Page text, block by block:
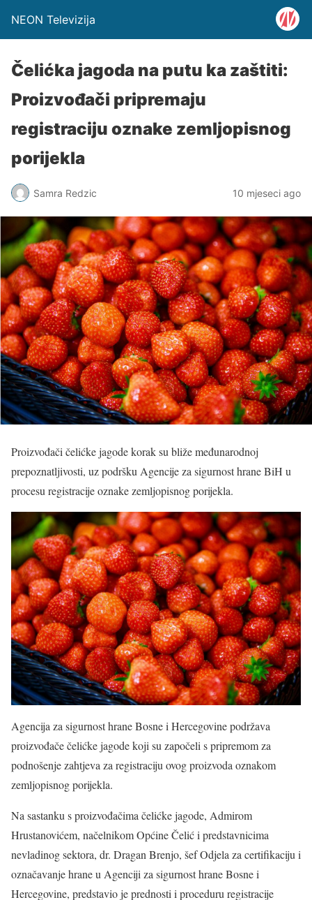
NEON Televizija
Čelićka jagoda na putu ka zaštiti:
Proizvođači pripremaju
registraciju oznake zemljopisnog
porijekla
Samra Redzic 10 mjeseci ago
Proizvođači čelićke jagode korak su bliže međunarodnoj
prepoznatljivosti, uz podršku Agencije za sigurnost hrane BiH u
procesu registracije oznake zemljopisnog porijekla.
Agencija za sigurnost hrane Bosne i Hercegovine podržava
proizvođače čelićke jagode koji su započeli s pripremom za
podnošenje zahtjeva za registraciju ovog proizvoda oznakom
zemljopisnog porijekla.
Na sastanku s proizvođačima čelićke jagode, Admirom
Hrustanovićem, načelnikom Općine Čelić i predstavnicima
nevladinog sektora, dr. Dragan Brenjo, šef Odjela za certifikaciju i
označavanje hrane u Agenciji za sigurnost hrane Bosne i
Hercegovine, predstavio je prednosti i proceduru registracije